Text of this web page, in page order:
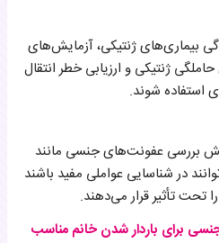
بیماری‌های ژنتیکی، آزمایش‌های
ژنتیکی و ارزیابی خطر انتقال
استفاده شوند.
بررسی عفونت‌های جنسی مانند
در شناسایی عواملی مفید باشند
تحت تأثیر قرار می‌دهند.
برای باردار شدن خانم مناسب